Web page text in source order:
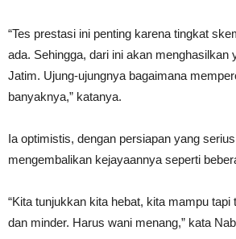
“Tes prestasi ini penting karena tingkat
ada. Sehingga, dari ini akan menghasilkan
Jatim. Ujung-ujungnya bagaimana
banyaknya,” katanya.
Ia optimistis, dengan persiapan yang
mengembalikan kejayaannya seperti
“Kita tunjukkan kita hebat, kita mampu tapi
dan minder. Harus wani menang,” kata